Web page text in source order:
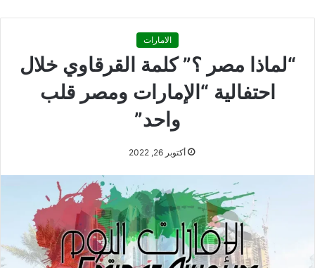
الامارات
“لماذا مصر ؟” كلمة القرقاوي خلال
احتفالية “الإمارات ومصر قلب
واحد”
أكتوبر 26, 2022